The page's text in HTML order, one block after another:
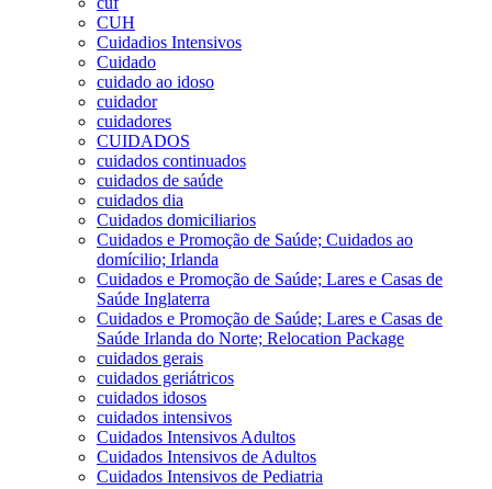
CUH
Cuidadios Intensivos
Cuidado
cuidado ao idoso
cuidador
cuidadores
CUIDADOS
cuidados continuados
cuidados de saúde
cuidados dia
Cuidados domiciliarios
Cuidados e Promoção de Saúde; Cuidados ao
domícilio; Irlanda
Cuidados e Promoção de Saúde; Lares e Casas de
Saúde Inglaterra
Cuidados e Promoção de Saúde; Lares e Casas de
Saúde Irlanda do Norte; Relocation Package
cuidados gerais
cuidados geriátricos
cuidados idosos
cuidados intensivos
Cuidados Intensivos Adultos
Cuidados Intensivos de Adultos
Cuidados Intensivos de Pediatria